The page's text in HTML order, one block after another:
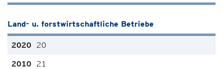
Land- u. forstwirtschaftliche Betriebe
20
21